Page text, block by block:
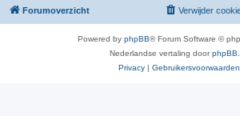
Forumoverzicht Verwijder
Powered by phpBB® Forum Software ©
Nederlandse vertaling door
Privacy | Gebruikersvoorwaarden